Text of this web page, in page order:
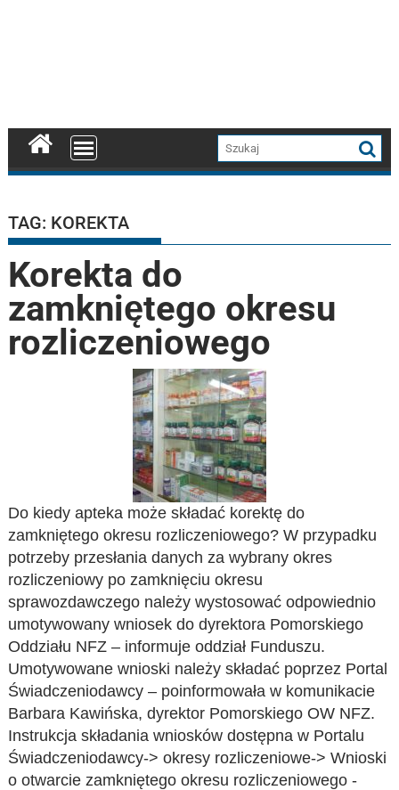
TAG: KOREKTA
Korekta do
zamkniętego okresu
rozliczeniowego
Do kiedy apteka może składać korektę do
zamkniętego okresu rozliczeniowego? W przypadku
potrzeby przesłania danych za wybrany okres
rozliczeniowy po zamknięciu okresu
sprawozdawczego należy wystosować odpowiednio
umotywowany wniosek do dyrektora Pomorskiego
Oddziału NFZ – informuje oddział Funduszu.
Umotywowane wnioski należy składać poprzez Portal
Świadczeniodawcy – poinformowała w komunikacie
Barbara Kawińska, dyrektor Pomorskiego OW NFZ.
Instrukcja składania wniosków dostępna w Portalu
Świadczeniodawcy-> okresy rozliczeniowe-> Wnioski
o otwarcie zamkniętego okresu rozliczeniowego -